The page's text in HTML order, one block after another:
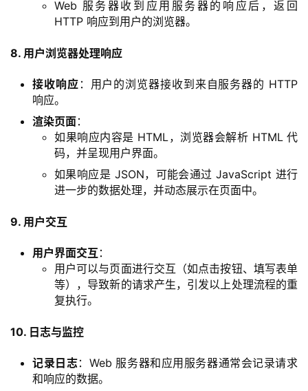
Web 服务器收到应用服务器的响应后，返回
HTTP 响应到用户的浏览器。
8. 用户浏览器处理响应
接收响应 ：用户的浏览器接收到来自服务器的 HTTP
响应。
渲染页面：
如果响应内容是 HTML，浏览器会解析 HTML 代
码，并呈现用户界面。
如果响应是 JSON，可能会通过 JavaScript 进行
进一步的数据处理，并动态展示在页面中。
9. 用户交互
用户界面交互 ：
用户可以与页面进行交互（如点击按钮、填写表单
等），导致新的请求产生，引发以上处理流程的重
复执行。
10. 日志与监控
记录日志：Web 服务器和应用服务器通常会记录请求
和响应的数据。